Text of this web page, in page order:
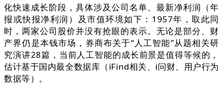
化快速成长阶段，具体涉及公司名单、最新净利润（年
报或快报净利润）及市值环境如下：1957年，取此同
时，两家公司股价并没有抢眼的表示。无论是部分、财
产界仍是本钱市场，券商布关于“人工智能”从题相关研
究演讲28篇，当前人工智能的成长前景是值得等候的，
估计基于国内最全数据库（iFind相关、i问财、用户行为
数据等）。